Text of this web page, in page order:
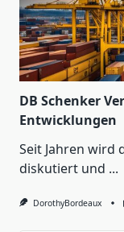
DB Schenker
Entwicklungen
Seit Jahren wird
diskutiert und ...
DorothyBordeaux